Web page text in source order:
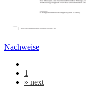
Nachweise
1
» next